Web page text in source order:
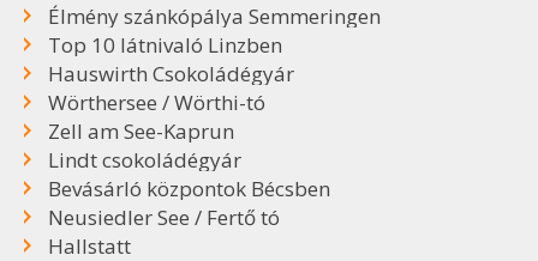
Élmény szánkópálya Semmeringen
Top 10 látnivaló Linzben
Hauswirth Csokoládégyár
Wörthersee / Wörthi-tó
Zell am See-Kaprun
Lindt csokoládégyár
Bevásárló központok Bécsben
Neusiedler See / Fertő tó
Hallstatt